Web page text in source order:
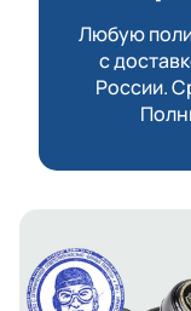
Любую
с
России.